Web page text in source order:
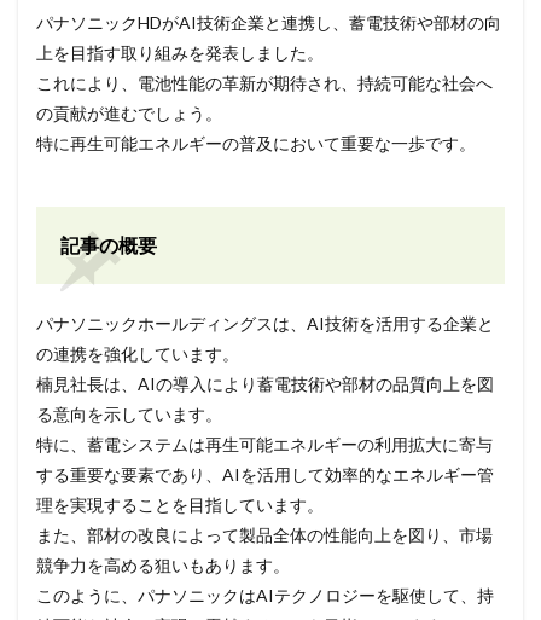
パナソニックHDがAI技術企業と連携し、蓄電技術や部材の向
上を目指す取り組みを発表しました。
これにより、電池性能の革新が期待され、持続可能な社会へ
の貢献が進むでしょう。
特に再生可能エネルギーの普及において重要な一歩です。
記事の概要
パナソニックホールディングスは、AI技術を活用する企業と
の連携を強化しています。
楠見社長は、AIの導入により蓄電技術や部材の品質向上を図
る意向を示しています。
特に、蓄電システムは再生可能エネルギーの利用拡大に寄与
する重要な要素であり、AIを活用して効率的なエネルギー管
理を実現することを目指しています。
また、部材の改良によって製品全体の性能向上を図り、市場
競争力を高める狙いもあります。
このように、パナソニックはAIテクノロジーを駆使して、持